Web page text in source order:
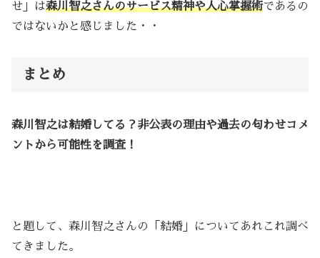
せ」は森川智之さんのサービス精神や人心掌握術であるの
ではないかと感じました・・
まとめ
森川智之は結婚してる？非公表の理由や過去の匂わせコメ
ントから可能性を調査！
と題して、森川智之さんの「結婚」についてあれこれ調べ
てきました。